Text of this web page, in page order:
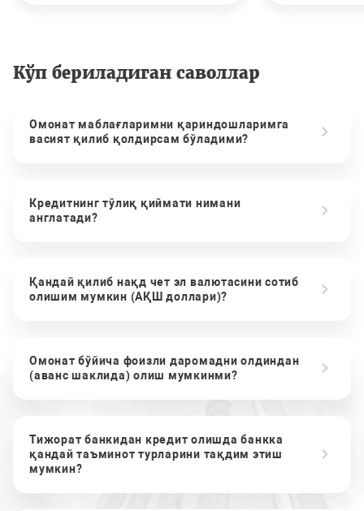
Кўп бериладиган саволлар
Омонат маблағларимни қариндошларимга
васият қилиб қолдирсам бўладими?
Кредитнинг тўлиқ қиймати нимани
англатади?
Қандай қилиб нақд чет эл валютасини сотиб
олишим мумкин (АҚШ доллари)?
Омонат бўйича фоизли даромадни олдиндан
(аванс шаклида) олиш мумкинми?
Тижорат банкидан кредит олишда банкка
қандай таъминот турларини тақдим этиш
мумкин?